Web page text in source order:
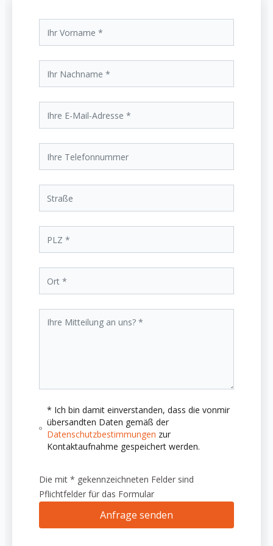
* Ich bin damit einverstanden, dass die vonmir
übersandten Daten gemäß der
Datenschutzbestimmungen zur
Kontaktaufnahme gespeichert werden.
Die mit * gekennzeichneten Felder sind
Pflichtfelder für das Formular
Anfrage senden